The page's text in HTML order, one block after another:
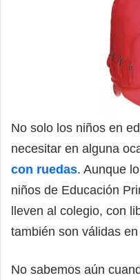
No solo los niños en
necesitar en alguna
con ruedas. Aunque
niños de Educación
lleven al colegio, con
también son válidas
No sabemos aún